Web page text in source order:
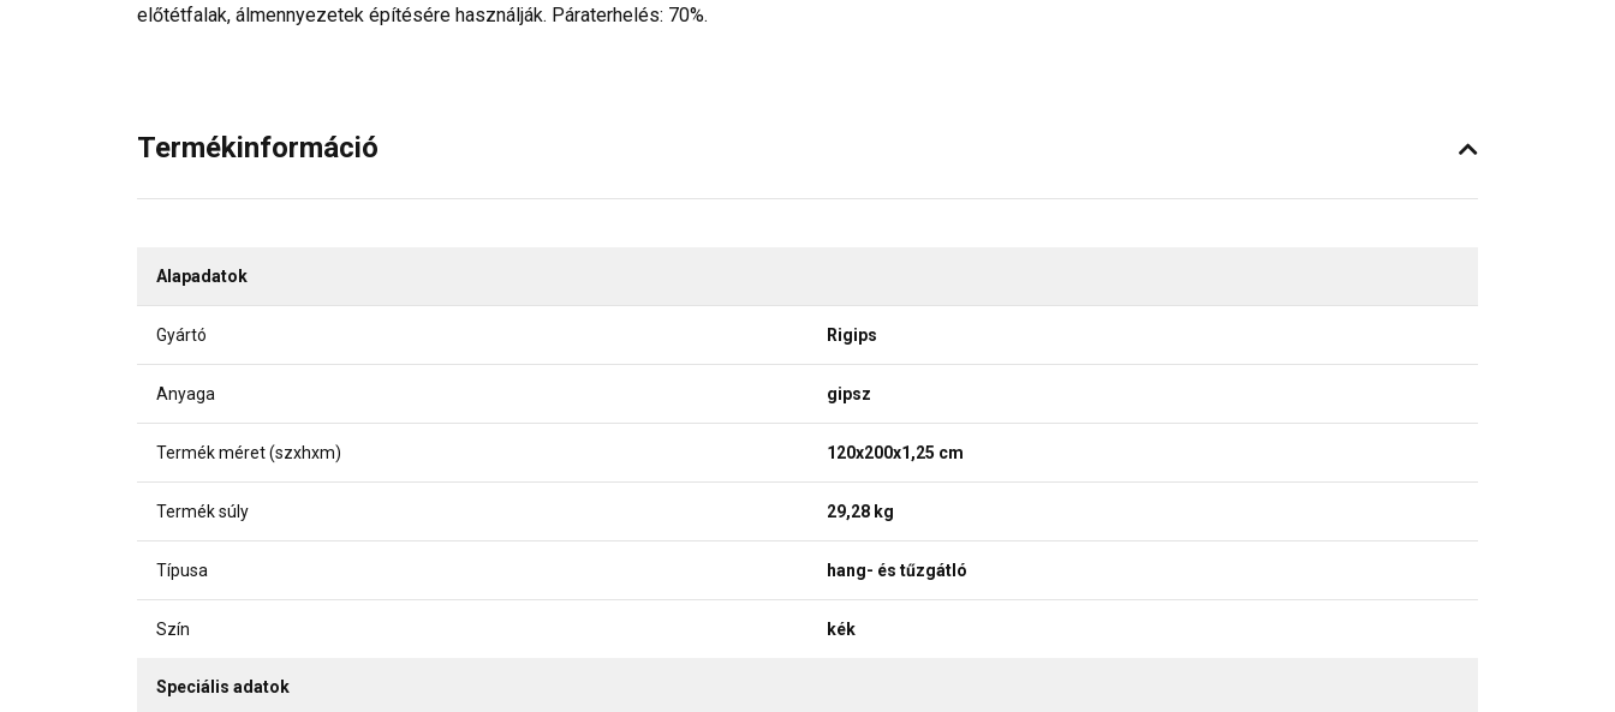
előtétfalak, álmennyezetek építésére használják. Páraterhelés: 70%.
Termékinformáció
Alapadatok
Gyártó Rigips
Anyaga gipsz
Termék méret (szxhxm) 120x200x1,25 cm
Termék súly 29,28 kg
Típusa hang- és tűzgátló
Szín kék
Speciális adatok